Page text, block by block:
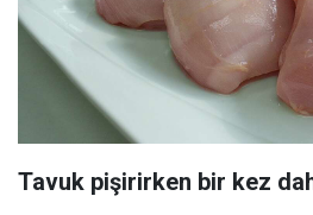
Tavuk pişirirken bir kez